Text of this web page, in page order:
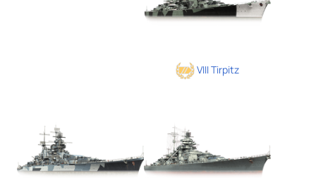
VIII Tirpitz